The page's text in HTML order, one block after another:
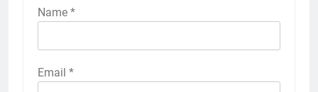
Name *
Email *